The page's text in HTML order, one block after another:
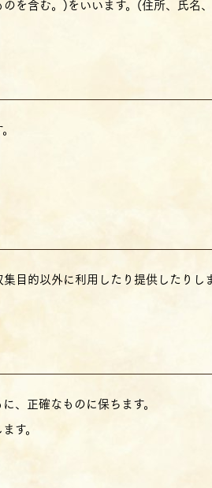
を含む。)をいいます。(住所、氏名
目的以外に利用したり提供したりし
、正確なものに保ちます。
す。